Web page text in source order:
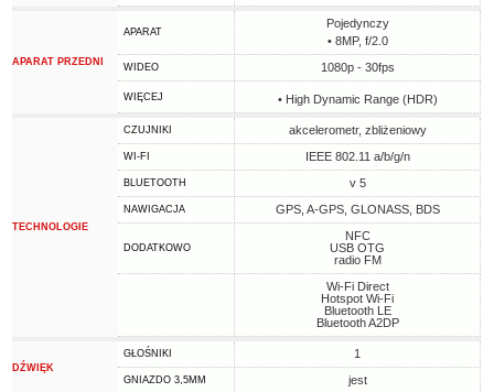
APARAT PRZEDNI
APARAT
Pojedynczy
• 8MP, f/2.0
WIDEO 1080p - 30fps
WIĘCEJ • High Dynamic Range (HDR)
TECHNOLOGIE
CZUJNIKI akcelerometr, zbliżeniowy
WI-FI IEEE 802.11 a/b/g/n
BLUETOOTH v 5
NAWIGACJA GPS, A-GPS, GLONASS, BDS
DODATKOWO
NFC
USB OTG
radio FM
Wi-Fi Direct
Hotspot Wi-Fi
Bluetooth LE
Bluetooth A2DP
DŹWIĘK
GŁOŚNIKI 1
GNIAZDO 3,5MM jest